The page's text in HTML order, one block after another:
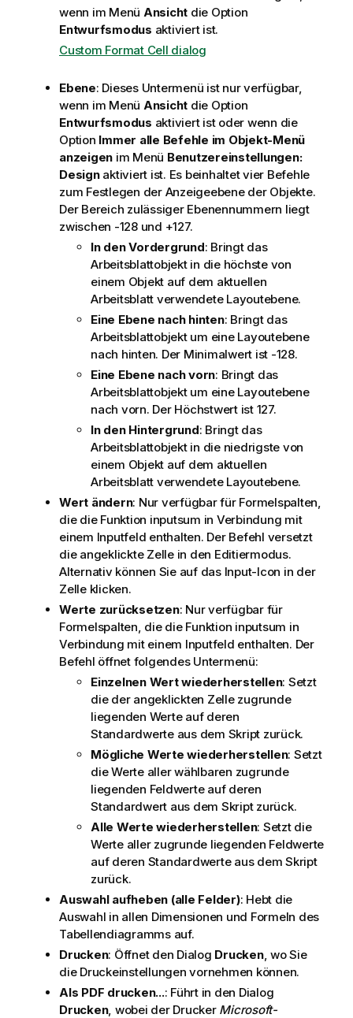
wenn im Menü Ansicht die Option
Entwurfsmodus aktiviert ist.
Custom Format Cell dialog
Ebene: Dieses Untermenü ist nur verfügbar,
wenn im Menü Ansicht die Option
Entwurfsmodus aktiviert ist oder wenn die
Option Immer alle Befehle im Objekt-Menü
anzeigen im Menü Benutzereinstellungen:
Designaktiviert ist. Es beinhaltet vier Befehle
zum Festlegen der Anzeigeebene der Objekte.
Der Bereich zulässiger Ebenennummern liegt
zwischen -128 und +127.
In den Vordergrund: Bringt das
Arbeitsblattobjekt in die höchste von
einem Objekt auf dem aktuellen
Arbeitsblatt verwendete Layoutebene.
Eine Ebene nach hinten: Bringt das
Arbeitsblattobjekt um eine Layoutebene
nach hinten. Der Minimalwert ist -128.
Eine Ebene nach vorn: Bringt das
Arbeitsblattobjekt um eine Layoutebene
nach vorn. Der Höchstwert ist 127.
In den Hintergrund: Bringt das
Arbeitsblattobjekt in die niedrigste von
einem Objekt auf dem aktuellen
Arbeitsblatt verwendete Layoutebene.
Wert ändern: Nur verfügbar für Formelspalten,
die die Funktion inputsum in Verbindung mit
einem Inputfeld enthalten. Der Befehl versetzt
die angeklickte Zelle in den Editiermodus.
Alternativ können Sie auf das Input-Icon in der
Zelle klicken.
Werte zurücksetzen: Nur verfügbar für
Formelspalten, die die Funktion inputsum in
Verbindung mit einem Inputfeld enthalten. Der
Befehl öffnet folgendes Untermenü:
Einzelnen Wert wiederherstellen: Setzt
die der angeklickten Zelle zugrunde
liegenden Werte auf deren
Standardwerte aus dem Skript zurück.
Mögliche Werte wiederherstellen: Setzt
die Werte aller wählbaren zugrunde
liegenden Feldwerte auf deren
Standardwert aus dem Skript zurück.
Alle Werte wiederherstellen: Setzt die
Werte aller zugrunde liegenden Feldwerte
auf deren Standardwerte aus dem Skript
zurück.
Auswahl aufheben (alle Felder): Hebt die
Auswahl in allen Dimensionen und Formeln des
Tabellendiagramms auf.
Drucken: Öffnet den Dialog Drucken, wo Sie
die Druckeinstellungen vornehmen können.
Als PDF drucken...: Führt in den Dialog
Drucken, wobei der Drucker Microsoft-